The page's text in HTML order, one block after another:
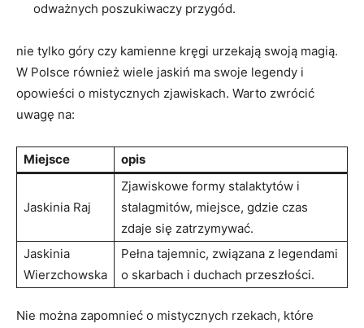
odważnych poszukiwaczy przygód.
nie tylko ​góry czy kamienne ​kręgi urzekają⁤ swoją magią.
W Polsce również wiele jaskiń ma swoje ​legendy​ i
opowieści o mistycznych zjawiskach. Warto zwrócić
uwagę na:
Miejsce opis
Jaskinia Raj
Zjawiskowe formy stalaktytów i
stalagmitów, miejsce, gdzie czas
zdaje się zatrzymywać.
Jaskinia
Wierzchowska
Pełna tajemnic, związana z legendami
​o‍ skarbach⁤ i duchach przeszłości.
Nie można zapomnieć o mistycznych⁤ rzekach, które